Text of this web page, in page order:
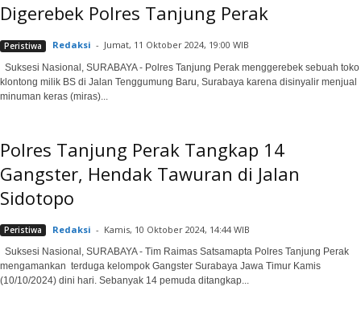
Digerebek Polres Tanjung Perak
Peristiwa Redaksi - Jumat, 11 Oktober 2024, 19:00 WIB
Suksesi Nasional, SURABAYA - Polres Tanjung Perak menggerebek sebuah toko
klontong milik BS di Jalan Tenggumung Baru, Surabaya karena disinyalir menjual
minuman keras (miras)...
Polres Tanjung Perak Tangkap 14
Gangster, Hendak Tawuran di Jalan
Sidotopo
Peristiwa Redaksi - Kamis, 10 Oktober 2024, 14:44 WIB
Suksesi Nasional, SURABAYA - Tim Raimas Satsamapta Polres Tanjung Perak
mengamankan terduga kelompok Gangster Surabaya Jawa Timur Kamis
(10/10/2024) dini hari. Sebanyak 14 pemuda ditangkap...